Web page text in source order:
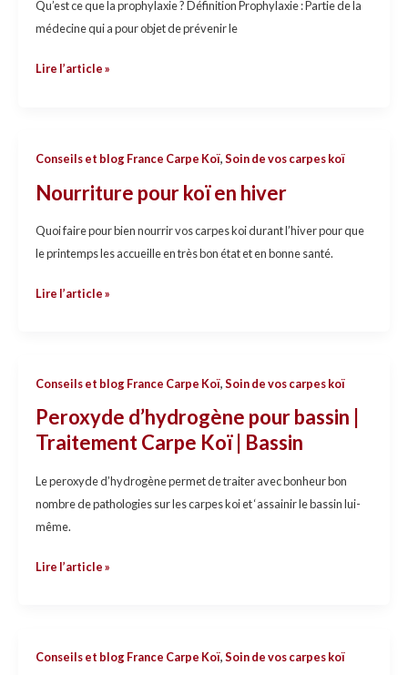
Qu’est ce que la prophylaxie ? Définition Prophylaxie : Partie de la
médecine qui a pour objet de prévenir le
Lire l’article »
Conseils et blog France Carpe Koï,Soin de vos carpes koï
Nourriture pour koï en hiver
Quoi faire pour bien nourrir vos carpes koi durant l’hiver pour que
le printemps les accueille en très bon état et en bonne santé.
Nourriture
koï
en
hiver
Lire l’article »
Conseils et blog France Carpe Koï,Soin de vos carpes koï
Peroxyde d’hydrogène pour bassin |
Traitement Carpe Koï | Bassin
Le peroxyde d’hydrogène permet de traiter avec bonheur bon
nombre de pathologies sur les carpes koi et ‘assainir le bassin lui-
même.
Peroxyde
pour
bassin
|
Traitement
Carpe
|Lire l’article »
Conseils et blog France Carpe Koï,Soin de vos carpes koï
La